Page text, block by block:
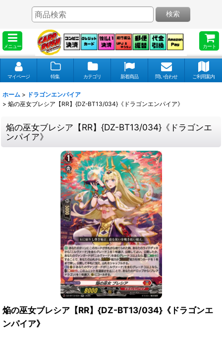
メニュー カート
検索
マイページ 特集 カテゴリ 新着商品 問い合わせ ご利用案内
ホーム > ドラゴンエンパイア
> 焔の巫女ブレシア【RR】{DZ-BT13/034}《ドラゴンエンパイア》
焔の巫女ブレシア【RR】{DZ-BT13/034}《ドラゴンエ
ンパイア》
焔の巫女ブレシア【RR】{DZ-BT13/034}《ドラゴンエ
ンパイア》